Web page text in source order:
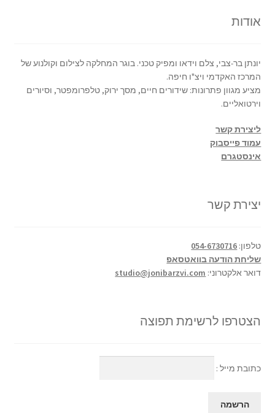
אודות
יונתן בר-צבי, צלם וידאו ומפיק טכני. בוגר המחלקה לצילום וקולנוע של
המרכז האקדמי ויצ"ו חיפה.
מציע מגוון פתרונות: שידורים חיים, מסך ירוק, טלפרומפטר, וסיורים
וירטואליים.
ליצירת קשר
עמוד פייסבוק
אינסטגרם
יצירת קשר
טלפון: 054-6730716
שליחת הודעה בוואטסאפ
דואר אלקטרוני: studio@jonibarzvi.com
הצטרפו לרשימת תפוצה
כתובת מייל :